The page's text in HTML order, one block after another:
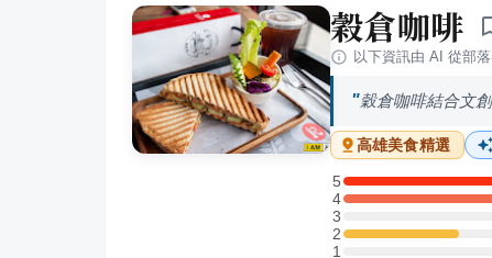
穀倉咖啡
以下資訊由 AI 從部
穀倉咖啡結合文
高雄美食精選
5
5 星：2 則評論
4
4 星：3 則評論
3
3 星：0 則評論
2
2 星：1 則評論
1